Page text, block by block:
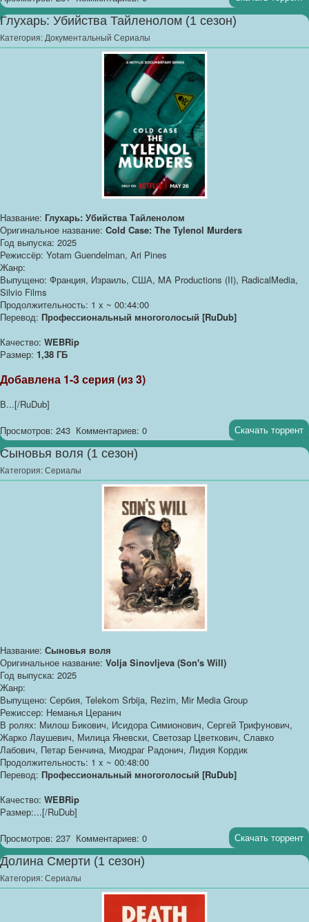
Глухарь: Убийства Тайленолом (1 сезон)
Категория: Документальный Сериалы
Название: Глухарь: Убийства Тайленолом
Оригинальное название: Cold Case: The Tylenol Murders
Год выпуска: 2025
Режиссёр: Yotam Guendelman, Ari Pines
Жанр:
Выпущено: Франция, Израиль, США, MA Productions (II), RadicalMedia,
Silvio Films
Продолжительность: 1 x ~ 00:44:00
Перевод: Профессиональный многоголосый [RuDub]
Качество: WEBRip
Размер: 1,38 ГБ
Добавлена 1-3 серия (из 3)
В...[/RuDub]
Просмотров: 243 Комментариев: 0 Скачать торрент
Сыновья воля (1 сезон)
Категория:Сериалы
Название: Сыновья воля
Оригинальное название: Volja Sinovljeva (Son's Will)
Год выпуска: 2025
Жанр:
Выпущено: Сербия, Telekom Srbija, Rezim, Mir Media Group
Режиссер: Неманья Церанич
В ролях: Милош Бикович, Исидора Симионович, Сергей Трифунович,
Жарко Лаушевич, Милица Яневски, Светозар Цветкович, Славко
Лабович, Петар Бенчина, Миодраг Радонич, Лидия Кордик
Продолжительность: 1 x ~ 00:48:00
Перевод: Профессиональный многоголосый [RuDub]
Качество: WEBRip
Размер:...[/RuDub]
Просмотров: 237 Комментариев: 0 Скачать торрент
Долина Смерти (1 сезон)
Категория:Сериалы